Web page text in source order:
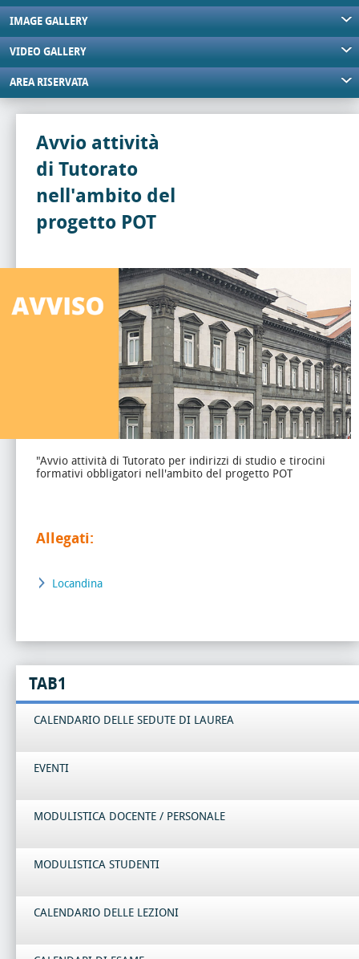
IMAGE GALLERY
VIDEO GALLERY
AREA RISERVATA
Avvio attività
di Tutorato
nell'ambito del
progetto POT
"Avvio attività di Tutorato per indirizzi di studio e tirocini
formativi obbligatori nell'ambito del progetto POT
Allegati:
Locandina
TAB1
CALENDARIO DELLE SEDUTE DI LAUREA
EVENTI
MODULISTICA DOCENTE / PERSONALE
MODULISTICA STUDENTI
CALENDARIO DELLE LEZIONI